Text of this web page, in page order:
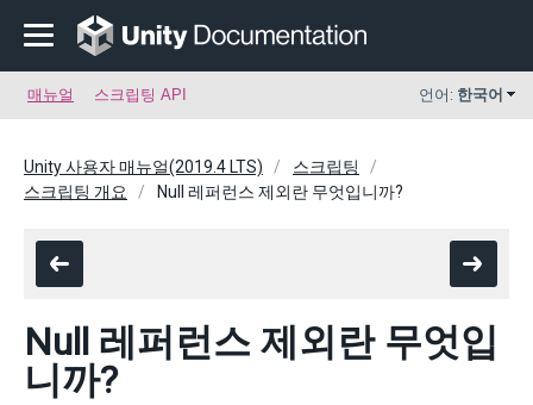
매뉴얼 스크립팅 API 언어: 한국어
Unity 사용자 매뉴얼(2019.4 LTS)
스크립팅
스크립팅 개요
Null 레퍼런스 제외란 무엇입니까?
Null 레퍼런스 제외란 무엇입
니까?